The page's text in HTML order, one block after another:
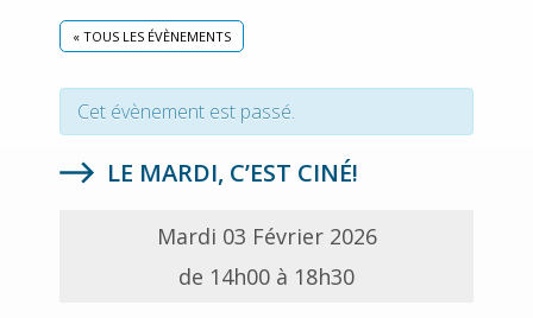
« TOUS LES ÉVÈNEMENTS
Cet évènement est passé.
LE MARDI, C’EST CINÉ!
Mardi 03 Février 2026
de 14h00 à 18h30